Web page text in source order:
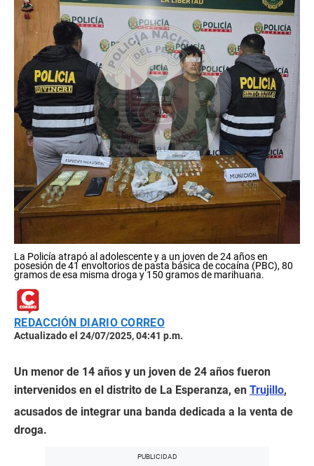
La Policía atrapó al adolescente y a un joven de 24 años en
posesión de 41 envoltorios de pasta básica de cocaína (PBC), 80
gramos de esa misma droga y 150 gramos de marihuana.
REDACCIÓN DIARIO CORREO
Actualizado el 24/07/2025, 04:41 p.m.
Un menor de 14 años y un joven de 24 años fueron
intervenidos en el distrito de La Esperanza, en Trujillo,
acusados de integrar una banda dedicada a la venta de
droga.